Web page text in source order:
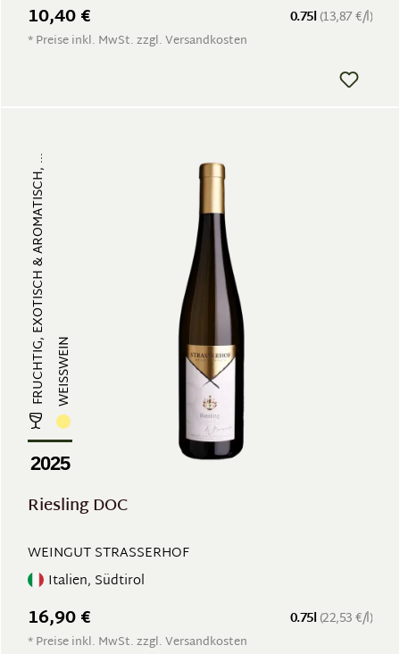
0.75l (13,87 €/l)
10,40 €
* Preise inkl. MwSt. zzgl. Versandkosten
FRUCHTIG, EXOTISCH & AROMATISCH, ... WEISSWEIN
2025
Riesling DOC
WEINGUT STRASSERHOF
Italien, Südtirol
0.75l (22,53 €/l)
16,90 €
* Preise inkl. MwSt. zzgl. Versandkosten